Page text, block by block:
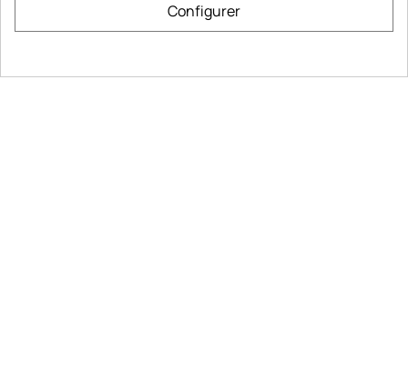
POIVRE VERT GRILLE DE MADAGASCAR
Ajouter au panier
Configurer